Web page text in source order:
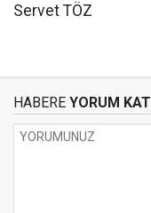
Servet TÖZ
HABERE YORUM KAT